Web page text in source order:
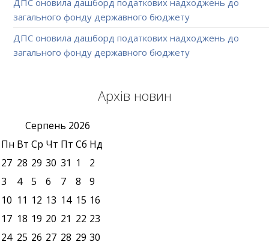
загального фонду державного бюджету
ДПС оновила дашборд податкових надходжень до
загального фонду державного бюджету
Архів новин
Серпень 2026
Пн Вт Ср Чт Пт Сб Нд
27 28 29 30 31 1
2
3
4 5 6 7 8
9
10 11 12 13 14 15 16
17 18 19 20 21 22 23
24 25 26 27 28 29 30